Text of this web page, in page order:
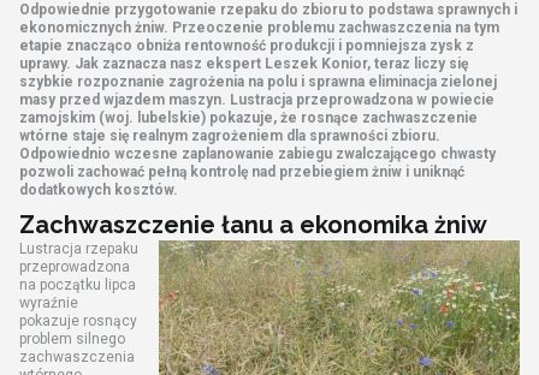
Odpowiednie przygotowanie rzepaku do zbioru to podstawa sprawnych i
ekonomicznych żniw. Przeoczenie problemu zachwaszczenia na tym
etapie znacząco obniża rentowność produkcji i pomniejsza zysk z
uprawy. Jak zaznacza nasz ekspert Leszek Konior, teraz liczy się
szybkie rozpoznanie zagrożenia na polu i sprawna eliminacja zielonej
masy przed wjazdem maszyn. Lustracja przeprowadzona w powiecie
zamojskim (woj. lubelskie) pokazuje, że rosnące zachwaszczenie
wtórne staje się realnym zagrożeniem dla sprawności zbioru.
Odpowiednio wczesne zaplanowanie zabiegu zwalczającego chwasty
pozwoli zachować pełną kontrolę nad przebiegiem żniw i uniknąć
dodatkowych kosztów.
Zachwaszczenie łanu a ekonomika żniw
Lustracja rzepaku
przeprowadzona
na początku lipca
wyraźnie
pokazuje rosnący
problem silnego
zachwaszczenia